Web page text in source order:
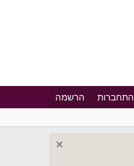
התחברות הרשמה